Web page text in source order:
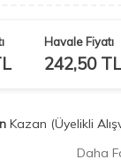
Havale Fiyatı
242,50TL
Kazan (Üyelikli
Daha